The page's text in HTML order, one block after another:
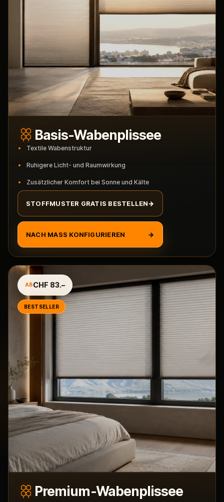
Basis-Wabenplissee
Textile Wabenstruktur
Ruhigere Licht- und Raumwirkung
Zusätzlicher Komfort bei Sonne und Kälte
STOFFMUSTER GRATIS BESTELLEN→
NACH MASS KONFIGURIEREN →
ABCHF 83.–
BESTSELLER
Premium-Wabenplissee